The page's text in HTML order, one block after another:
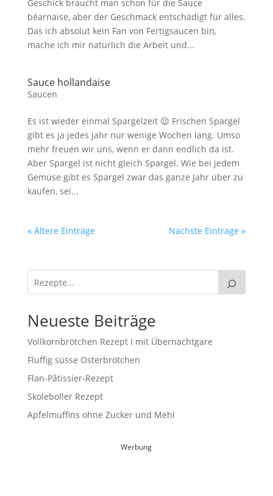
Geschick braucht man schon für die Sauce
béarnaise, aber der Geschmack entschädigt für alles.
Das ich absolut kein Fan von Fertigsaucen bin,
mache ich mir natürlich die Arbeit und...
Sauce hollandaise
Saucen
Es ist wieder einmal Spargelzeit 😉 Frischen Spargel
gibt es ja jedes Jahr nur wenige Wochen lang. Umso
mehr freuen wir uns, wenn er dann endlich da ist.
Aber Spargel ist nicht gleich Spargel. Wie bei jedem
Gemüse gibt es Spargel zwar das ganze Jahr über zu
kaufen, sei...
« Ältere Einträge Nächste Einträge »
Neueste Beiträge
Vollkornbrötchen Rezept I mit Übernachtgare
Fluffig süsse Osterbrötchen
Flan-Pâtissier-Rezept
Skoleboller Rezept
Apfelmuffins ohne Zucker und Mehl
Werbung